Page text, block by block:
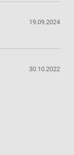
19.09.2024
30.10.2022